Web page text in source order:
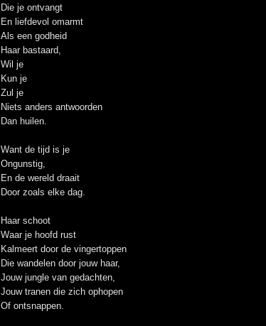
Die je ontvangt
En liefdevol omarmt
Als een godheid
Haar bastaard,
Wil je
Kun je
Zul je
Niets anders antwoorden
Dan huilen.
Want de tijd is je
Ongunstig,
En de wereld draait
Door zoals elke dag.
Haar schoot
Waar je hoofd rust
Kalmeert door de vingertoppen
Die wandelen door jouw haar,
Jouw jungle van gedachten,
Jouw tranen die zich ophopen
Of ontsnappen.